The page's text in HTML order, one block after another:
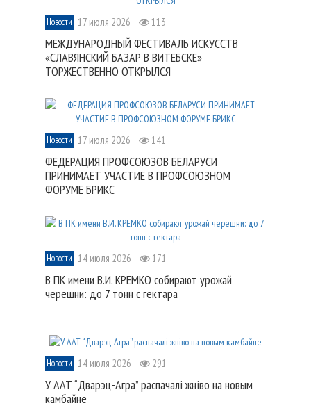
Новости 17 июля 2026 113
МЕЖДУНАРОДНЫЙ ФЕСТИВАЛЬ ИСКУССТВ
«СЛАВЯНСКИЙ БАЗАР В ВИТЕБСКЕ»
ТОРЖЕСТВЕННО ОТКРЫЛСЯ
Новости 17 июля 2026 141
ФЕДЕРАЦИЯ ПРОФСОЮЗОВ БЕЛАРУСИ
ПРИНИМАЕТ УЧАСТИЕ В ПРОФСОЮЗНОМ
ФОРУМЕ БРИКС
Новости 14 июля 2026 171
В ПК имени В.И. КРЕМКО собирают урожай
черешни: до 7 тонн с гектара
Новости 14 июля 2026 291
У ААТ “Дварэц-Агра” распачалі жніво на новым
камбайне